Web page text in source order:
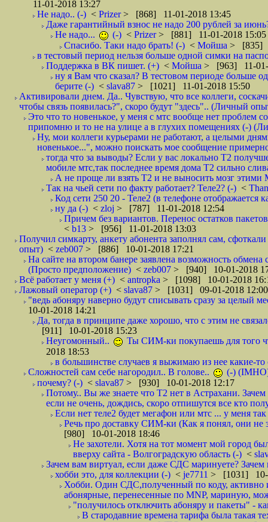
11-01-2018 13:27
Не надо.. (-) < Prizer> [868] 11-01-2018 13:45
Даже гарантийный взнос не надо 200 рублей за
Не надо...
(-) < Prizer> [881] 11-01-2018 15:05
Спасибо. Таки надо брать! (-) < Мойша > [835]
в тестовый период нельзя больше одной симки на
Поддержка в ВК пишет. (+) < Мойша > [963] 11-01-
ну я Вам что сказал? В тестовом периоде больше
берите (-) < slava87 > [1021] 11-01-2018 15:50
Активировали днем. Да.. Чувствую, что все коллеги,
чтобы связь появилась?", скоро будут "здесь".. (Личный
Это что то новенькое, у меня с мтс вообще нет проблем
припомню и то не на улице а в глухих помещениях (-)
Ну, мои коллеги курьерами не работают, а целыми
новенькое...", можно поискать мое сообщение
тогда что за выводы? Если у вас локально Т2
мобиле мтс,так последнее время дома Т2 сильно
А не проще ли взять Т2 и не выносить мозг
Так на чьей сети по факту работает? Теле2? (-) <
Код сети 250 20 - Теле2 (в телефоне отображается
ну да (-) < zloj > [787] 11-01-2018 12:54
Причем без вариантов. Перенос остатков
< b13 > [956] 11-01-2018 13:03
Получил симкарту, анкету абонента заполнял сам,
опыт) < zeb007 > [886] 10-01-2018 17:21
На сайте на втором банере заявлена возможность
(Просто предположение) < zeb007 > [940] 10-01-2018
Всё работает у меня (+) < antropka > [1098] 10-01-2018
Лажовый оператор (+) < slava87 > [1031] 09-01-2018 12:00
"ведь абоняру наверно будут списывать сразу за целый
10-01-2018 14:21
Да, тогда в принципе даже хорошо, что с этим не
[911] 10-01-2018 15:23
Неугомонный..
Ты СИМ-ки покупаешь для того
2018 18:53
в большинстве случаев я выжимаю из нее какие-то
Сложностей сам себе нагородил.. В голове..
(-)
почему? (-) < slava87 > [930] 10-01-2018 12:17
Потому.. Вы же знаете что Т2 нет в Астрахани.
если не очень, дождись, скоро отпишутся все кто
Если нет теле2 будет мегафон или мтс ... у меня
Речь про доставку СИМ-ки (Как я понял, они не
[980] 10-01-2018 18:46
Не захотели. Хотя на тот момент мой город
вверху сайта - Волгоградскую область (-) <
Зачем вам виртуал, если даже СДС маринуете?
хобби это, для коллекции (-) < je7711 > [1031] 10-
Хобби. Один СДС,полученный по коду, активно
абонярные, перенесенные по MNP, мариную,
"получилось отключить абоняру и пакеты" -
В стародавние времена тарифа была такая